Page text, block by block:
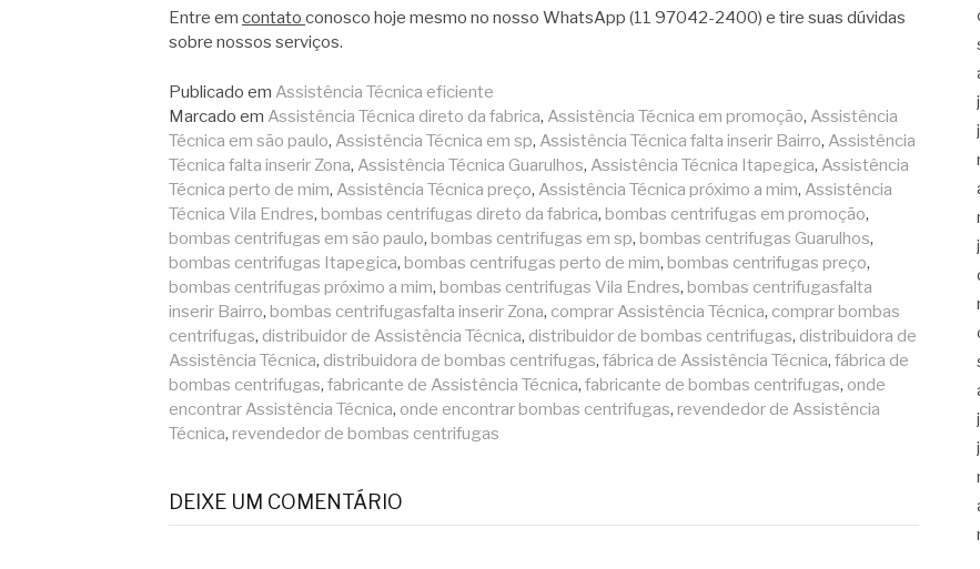
Entre em contato conosco hoje mesmo no nosso WhatsApp (11 97042-2400) e tire suas dúvidas
sobre nossos serviços.
Publicado em Assistência Técnica eficiente
Marcado em Assistência Técnica direto da fabrica, Assistência Técnica em promoção, Assistência
Técnica em são paulo, Assistência Técnica em sp, Assistência Técnica falta inserir Bairro, Assistência
Técnica falta inserir Zona, Assistência Técnica Guarulhos, Assistência Técnica Itapegica, Assistência
Técnica perto de mim, Assistência Técnica preço, Assistência Técnica próximo a mim, Assistência
Técnica Vila Endres, bombas centrifugas direto da fabrica, bombas centrifugas em promoção,
bombas centrifugas em são paulo, bombas centrifugas em sp, bombas centrifugas Guarulhos,
bombas centrifugas Itapegica, bombas centrifugas perto de mim, bombas centrifugas preço,
bombas centrifugas próximo a mim, bombas centrifugas Vila Endres, bombas centrifugasfalta
inserir Bairro, bombas centrifugasfalta inserir Zona, comprar Assistência Técnica, comprar bombas
centrifugas, distribuidor de Assistência Técnica, distribuidor de bombas centrifugas, distribuidora de
Assistência Técnica, distribuidora de bombas centrifugas, fábrica de Assistência Técnica, fábrica de
bombas centrifugas, fabricante de Assistência Técnica, fabricante de bombas centrifugas, onde
encontrar Assistência Técnica, onde encontrar bombas centrifugas, revendedor de Assistência
Técnica, revendedor de bombas centrifugas
DEIXE UM COMENTÁRIO